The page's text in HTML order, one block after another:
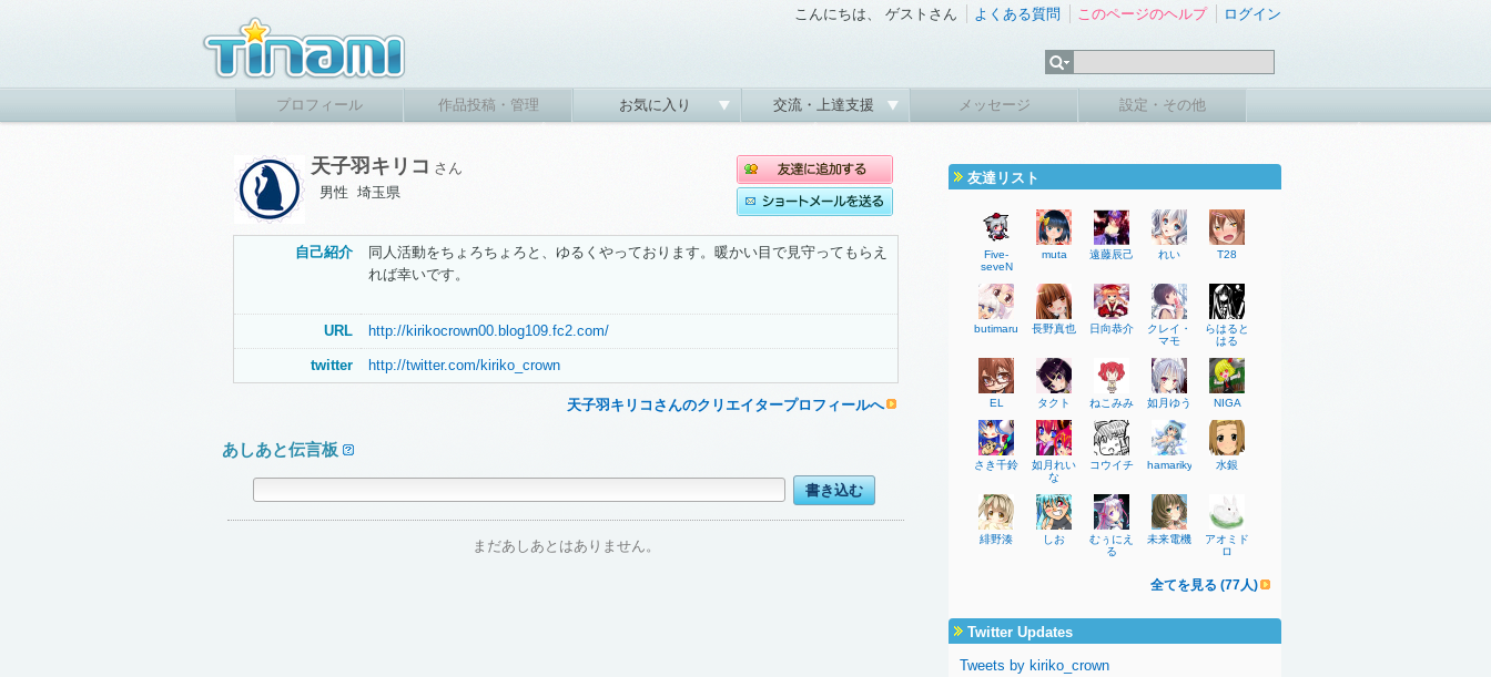
こんにちは、 ゲストさん よくある質問 このページのヘルプ ログイン
プロフィール 作品投稿・管理 お気に入り 交流・上達支援 メッセージ 設定・その他
天子羽キリコ さん
男性 埼玉県
自己紹介
同人活動をちょろちょろと、ゆるくやっております。暖かい目で見守ってもらえ
れば幸いです。
URL http://kirikocrown00.blog109.fc2.com/
twitter http://twitter.com/kiriko_crown
天子羽キリコさんのクリエイタープロフィールへ
あしあと伝言板
まだあしあとはありません。
友達リスト
Five-
seveN
muta 遠藤辰己 れい T28
butimaru 長野真也 日向恭介
クレイ・
マモ
らはると
はる
EL タクト ねこみみ 如月ゆう NIGA
さき千鈴
如月れい
な
コウイチ hamarikyuu 水銀
緋野湊 しお
むぅにえ
る
未来電機
アオミド
ロ
全てを見る (77人)
Twitter Updates
Tweets by kiriko_crown